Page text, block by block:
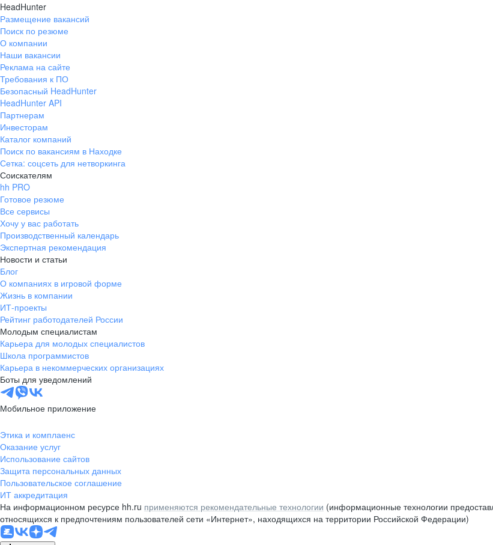
HeadHunter
Размещение вакансий
Поиск по резюме
О компании
Наши вакансии
Реклама на сайте
Требования к ПО
Безопасный HeadHunter
HeadHunter API
Партнерам
Инвесторам
Каталог компаний
Поиск по вакансиям в Находке
Сетка: соцсеть для нетворкинга
Соискателям
hh PRO
Готовое резюме
Все сервисы
Хочу у вас работать
Производственный календарь
Экспертная рекомендация
Новости и статьи
Блог
О компаниях в игровой форме
Жизнь в компании
ИТ-проекты
Рейтинг работодателей России
Молодым специалистам
Карьера для молодых специалистов
Школа программистов
Карьера в некоммерческих организациях
Боты для уведомлений
Мобильное приложение
Этика и комплаенс
Оказание услуг
Использование сайтов
Защита персональных данных
Пользовательское соглашение
ИТ аккредитация
На информационном ресурсе hh.ru применяются рекомендательные технологии (информационные технологии
относящихся к предпочтениям пользователей сети «Интернет», находящихся на территории Российской Федерации)